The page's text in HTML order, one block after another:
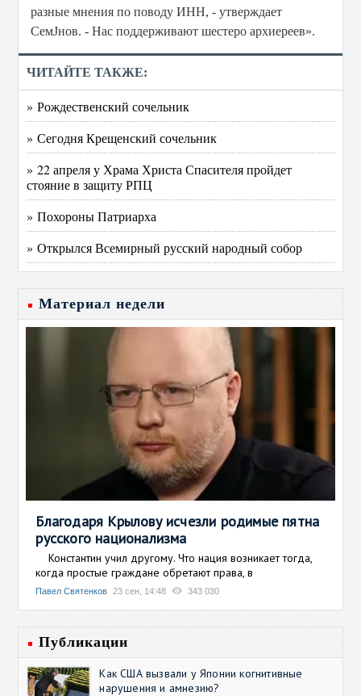
разные мнения по поводу ИНН, - утверждает
СемЈнов. - Нас поддерживают шестеро архиереев».
ЧИТАЙТЕ ТАКЖЕ:
» Рождественский сочельник
» Сегодня Крещенский сочельник
» 22 апреля у Храма Христа Спасителя пройдет
стояние в защиту РПЦ
» Похороны Патриарха
» Открылся Всемирный русский народный собор
Материал недели
Благодаря Крылову исчезли родимые пятна
русского национализма
Константин учил другому. Что нация возникает тогда,
когда простые граждане обретают права, в
Павел Святенков 23 сен, 14:48 343 030
Публикации
Как США вызвали у Японии когнитивные
нарушения и амнезию?